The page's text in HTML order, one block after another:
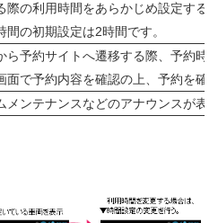
際の利用時間をあらかじめ設定する
の初期設定は2時間です。
ら予約サイトへ遷移する際、予約時
面で予約内容を確認の上、予約を確
メンテナンスなどのアナウンスが表